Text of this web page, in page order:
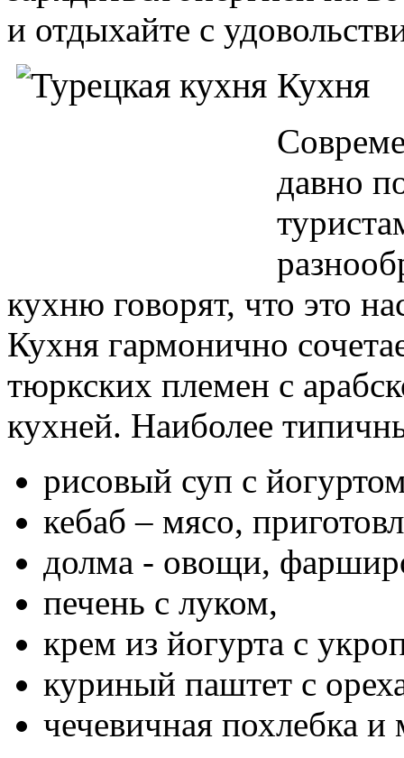
и отдыхайте с
Кухня
давно
кухню говорят, что это
Кухня гармонично
тюркских племен с
кухней. Наиболее
рисовый суп с
кебаб – мясо,
долма - овощи,
печень с луком,
крем из йогурта с
куриный паштет с
чечевичная похлебка